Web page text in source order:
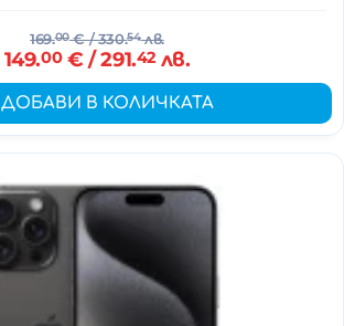
169.00€/ 330.54лв.
149.00€ / 291.42лв.
ДОБАВИ В КОЛИЧКАТА